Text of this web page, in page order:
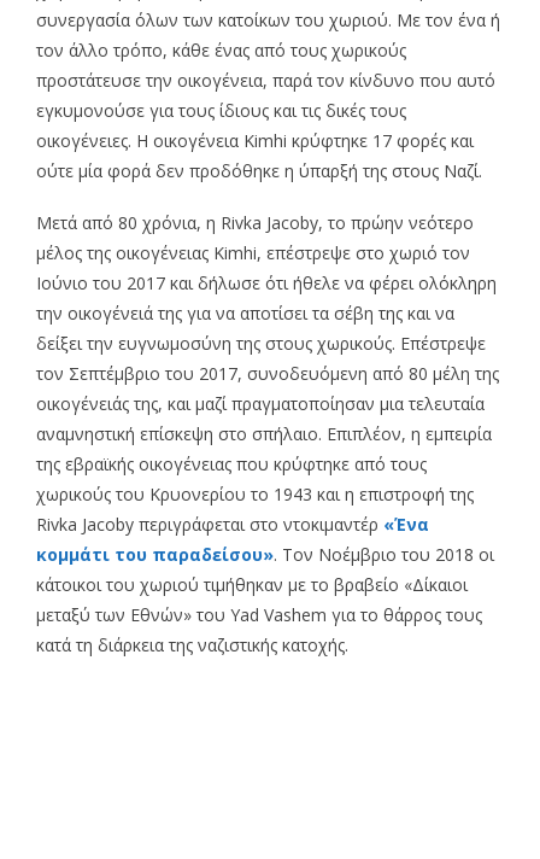
συνεργασία όλων των κατοίκων του χωριού. Με τον ένα ή
τον άλλο τρόπο, κάθε ένας από τους χωρικούς
προστάτευσε την οικογένεια, παρά τον κίνδυνο που αυτό
εγκυμονούσε για τους ίδιους και τις δικές τους
οικογένειες. Η οικογένεια Kimhi κρύφτηκε 17 φορές και
ούτε μία φορά δεν προδόθηκε η ύπαρξή της στους Ναζί.
Μετά από 80 χρόνια, η Rivka Jacoby, το πρώην νεότερο
μέλος της οικογένειας Kimhi, επέστρεψε στο χωριό τον
Ιούνιο του 2017 και δήλωσε ότι ήθελε να φέρει ολόκληρη
την οικογένειά της για να αποτίσει τα σέβη της και να
δείξει την ευγνωμοσύνη της στους χωρικούς. Επέστρεψε
τον Σεπτέμβριο του 2017, συνοδευόμενη από 80 μέλη της
οικογένειάς της, και μαζί πραγματοποίησαν μια τελευταία
αναμνηστική επίσκεψη στο σπήλαιο. Επιπλέον, η εμπειρία
της εβραϊκής οικογένειας που κρύφτηκε από τους
χωρικούς του Κρυονερίου το 1943 και η επιστροφή της
Rivka Jacoby περιγράφεται στο ντοκιμαντέρ «Ένα
κομμάτι του παραδείσου». Τον Νοέμβριο του 2018 οι
κάτοικοι του χωριού τιμήθηκαν με το βραβείο «Δίκαιοι
μεταξύ των Εθνών» του Yad Vashem για το θάρρος τους
κατά τη διάρκεια της ναζιστικής κατοχής.